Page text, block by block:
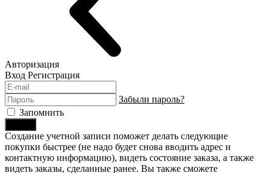
Авторизация
Вход Регистрация
Забыли пароль?
Запомнить
Создание учетной записи поможет делать следующие
покупки быстрее (не надо будет снова вводить адрес и
контактную информацию), видеть состояние заказа, а также
видеть заказы, сделанные ранее. Вы также сможете